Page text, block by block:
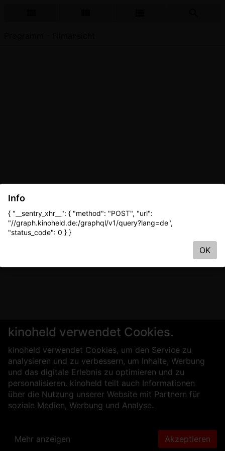
kinoheld verwendet Cookies.
kinoheld verwendet Cookies, um den Service zu
analysieren und zu verbessern, um Inhalte, Werbung
und das digitale Erlebnis zu optimieren und zu
personalisieren. kinoheld teilt auch Informationen
über die Nutzung unserer Website mit Partnern für
soziale Medien, Werbung und Analyse.
Mehr anzeigen Akzeptieren
Info
{ "__sentry_xhr__": { "method": "POST", "url":
"//graph.kinoheld.de:/graphql/v1/query?lang=de",
"status_code": 0 } }
OK